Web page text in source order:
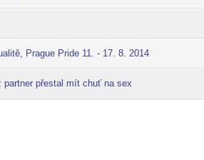
Prague Pride 11. - 17. 8. 2014
partner přestal mít chuť na sex